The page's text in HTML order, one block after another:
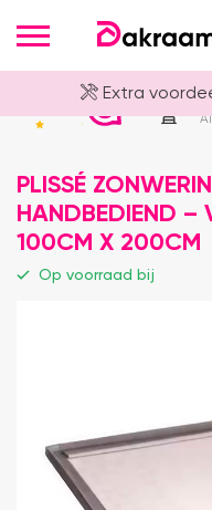
Extra
PLISSÉ
HANDBEDIEND –
100CM X 200CM
Op voorraad bij